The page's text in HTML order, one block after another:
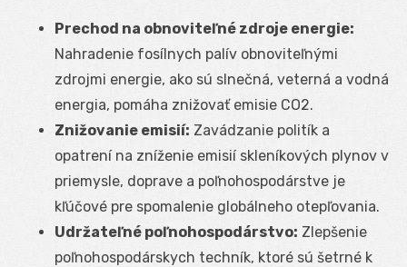
Prechod na obnoviteľné zdroje energie:
Nahradenie fosílnych palív obnoviteľnými
zdrojmi energie, ako sú slnečná, veterná a vodná
energia, pomáha znižovať emisie CO2.
Znižovanie emisií: Zavádzanie politík a
opatrení na zníženie emisií skleníkových plynov v
priemysle, doprave a poľnohospodárstve je
kľúčové pre spomalenie globálneho otepľovania.
Udržateľné poľnohospodárstvo: Zlepšenie
poľnohospodárskych techník, ktoré sú šetrné k